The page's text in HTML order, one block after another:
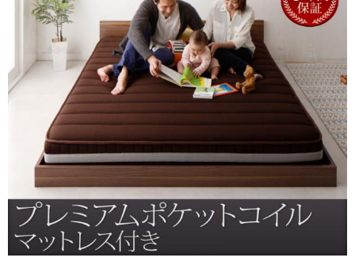
キッチン収納
TV台・リビングボード
シェルフ・ラック
チェスト・キャビネット
メイクボックス・ドレッサー
お勧め商品
商品一覧
ご利用ガイド